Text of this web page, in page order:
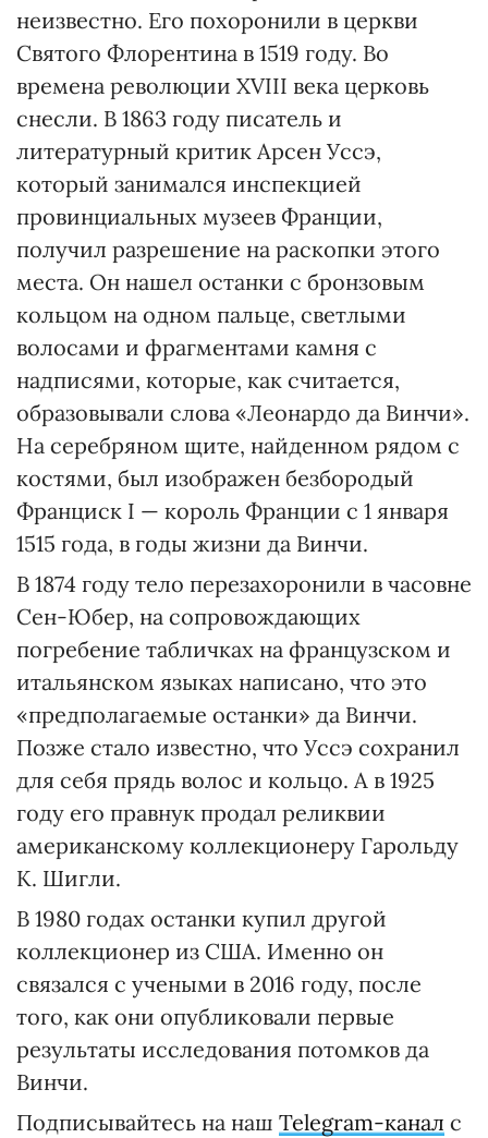
неизвестно. Его похоронили в церкви
Святого Флорентина в 1519 году. Во
времена революции XVIII века церковь
снесли. В 1863 году писатель и
литературный критик Арсен Уссэ,
который занимался инспекцией
провинциальных музеев Франции,
получил разрешение на раскопки этого
места. Он нашел останки с бронзовым
кольцом на одном пальце, светлыми
волосами и фрагментами камня с
надписями, которые, как считается,
образовывали слова «Леонардо да Винчи».
На серебряном щите, найденном рядом с
костями, был изображен безбородый
Франциск I — король Франции с 1 января
1515 года, в годы жизни да Винчи.
В 1874 году тело перезахоронили в часовне
Сен-Юбер, на сопровождающих
погребение табличках на французском и
итальянском языках написано, что это
«предполагаемые останки» да Винчи.
Позже стало известно, что Уссэ сохранил
для себя прядь волос и кольцо. А в 1925
году его правнук продал реликвии
американскому коллекционеру Гарольду
К. Шигли.
В 1980 годах останки купил другой
коллекционер из США. Именно он
связался с учеными в 2016 году, после
того, как они опубликовали первые
результаты исследования потомков да
Винчи.
Подписывайтесь на наш Telegram-канал с